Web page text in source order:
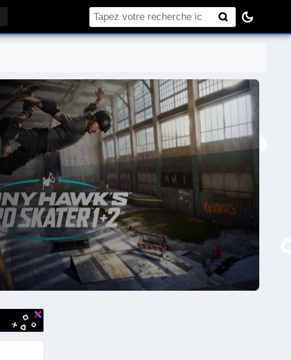
Rechercher